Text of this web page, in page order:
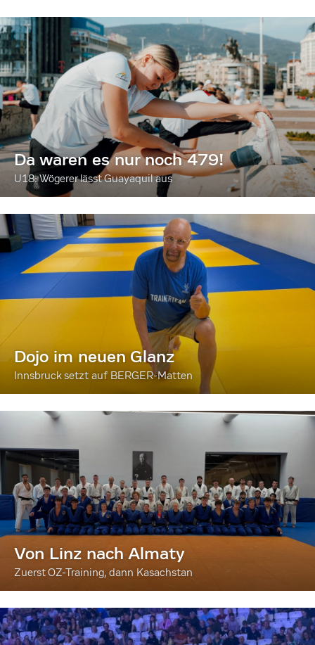
Da waren es nur noch 479!
U18: Wögerer lässt Guayaquil aus
Dojo im neuen Glanz
Innsbruck setzt auf BERGER-Matten
Von Linz nach Almaty
Zuerst OZ-Training, dann Kasachstan